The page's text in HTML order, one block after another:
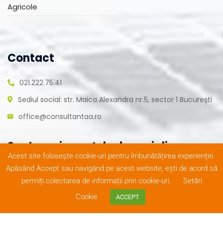
Agricole
Contact
021.222.75.41
Sediul social: str. Maica Alexandra nr.5, sector 1 București
office@consultantaa.ro
Suntem și pe rețele de socializare
Acest site folosește cookie-uri pentru îmbunătățirea experienței.
Apăsând Accept sau navigând pe acest website, ești de acord să
permiți colectarea de informații prin cookie-uri.
Setări
Cookie
ACCEPT